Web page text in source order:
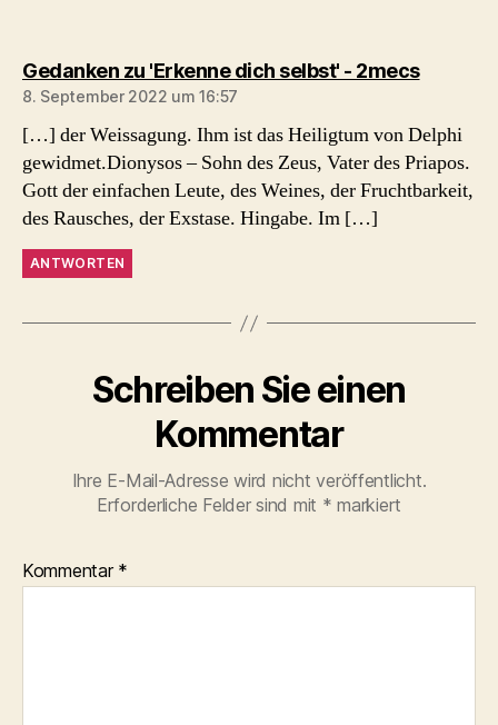
Gedanken zu 'Erkenne dich selbst' - 2mecssagt:
8. September 2022 um 16:57
[…] der Weissagung. Ihm ist das Heiligtum von Delphi
gewidmet.Dionysos – Sohn des Zeus, Vater des Priapos.
Gott der einfachen Leute, des Weines, der Fruchtbarkeit,
des Rausches, der Exstase. Hingabe. Im […]
ANTWORTEN
Schreiben Sie einen
Kommentar
Ihre E-Mail-Adresse wird nicht veröffentlicht.
Erforderliche Felder sind mit * markiert
Kommentar *